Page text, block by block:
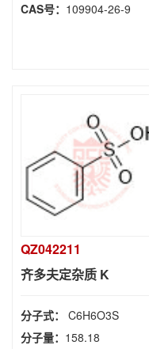
CAS号： 109904-26-9
QZ042211
齐多夫定杂质 K
分子式： C6H6O3S
分子量： 158.18